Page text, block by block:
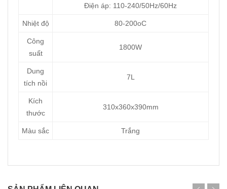
Điện áp: 110-240/50Hz/60Hz
Nhiệt độ 80-200oC
Công
suất
1800W
Dung
tích nồi
7L
Kích
thước
310x360x390mm
Màu sắc Trắng